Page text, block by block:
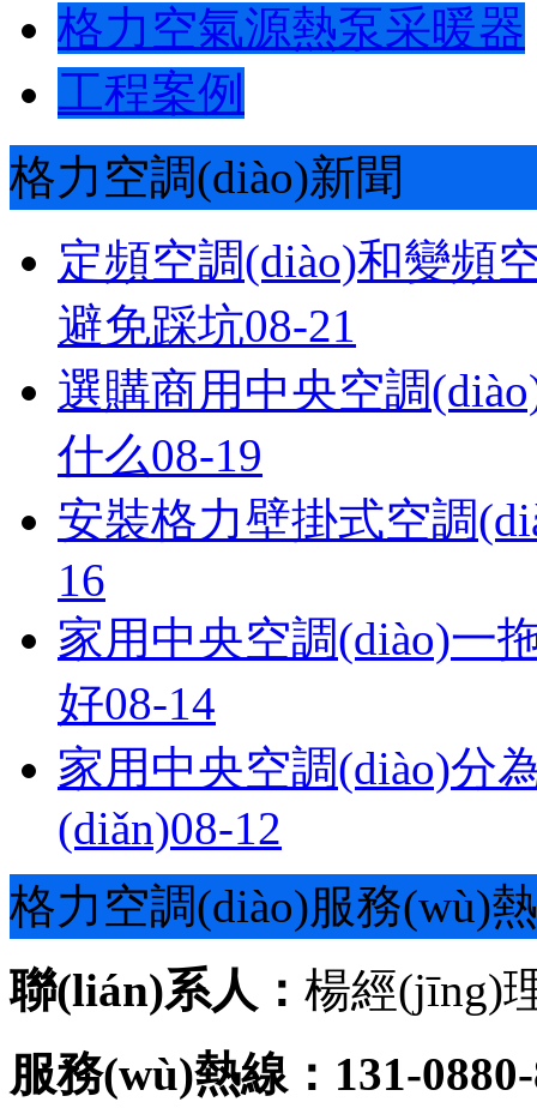
格力空氣源熱泵采暖器
工程案例
格力空調(diào)新聞
定頻空調(diào)和變頻
避免踩坑08-21
選購商用中央空調
什么08-19
安裝格力壁掛式空調
16
家用中央空調(diào)一
好08-14
家用中央空調(diào)分
(diǎn)08-12
格力空調(diào)服務(wù)
聯(lián)系人： 楊經(jīng)
服務(wù)熱線：131-